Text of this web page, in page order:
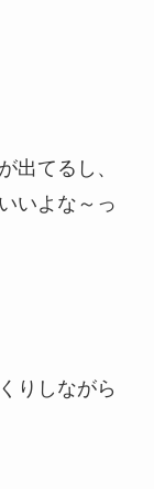
出てるし、
いよな～っ
りしながら